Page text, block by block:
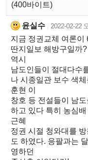
(400바이트)
윤실수 2022-02-22
지금 정권교체 여론이
딴지일보 해방구일까
역시
남도인들이 절대다수
나 시종일관 보수 색
훈현 이
창호 등 전설들이 남
하고 있다 특히 농심
근혜
정권 시절 청와대를
도 하였다. 응팔과는
영하던